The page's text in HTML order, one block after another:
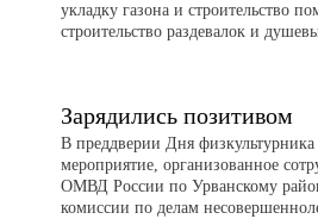
укладку газона и строительство
строительство раздевалок и
Зарядились позитивом
В преддверии Дня
мероприятие, организованное
ОМВД России по Урванскому
комиссии по делам